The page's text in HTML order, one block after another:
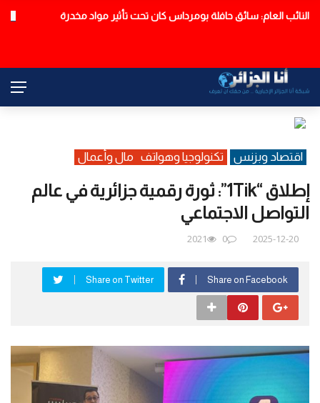
عاجل
النائب العام: سائق حافلة بومرداس كان تحت تأثير مواد مخدرة
اقتصاد وبزنس تكنولوجيا وهواتف مال وأعمال
إطلاق “1Tik”: ثورة رقمية جزائرية في عالم
التواصل الاجتماعي
2025-12-20
0
2021
Share on Facebook
Share on Twitter